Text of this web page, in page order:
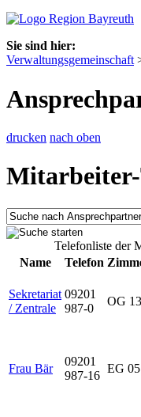
Sie sind hier:
Verwaltungsgemeinschaft
drucken nach oben
Telefonliste der
Name
Telefon
Sekretariat
/ Zentrale
09201
987-0
OG 13
Frau Bär
09201
987-16
EG 05